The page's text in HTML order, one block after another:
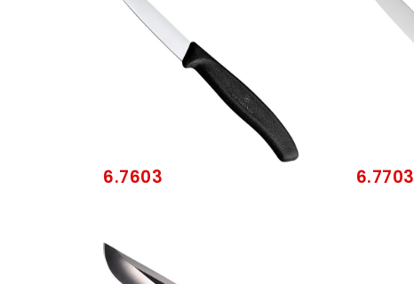
6.7603 6.7703